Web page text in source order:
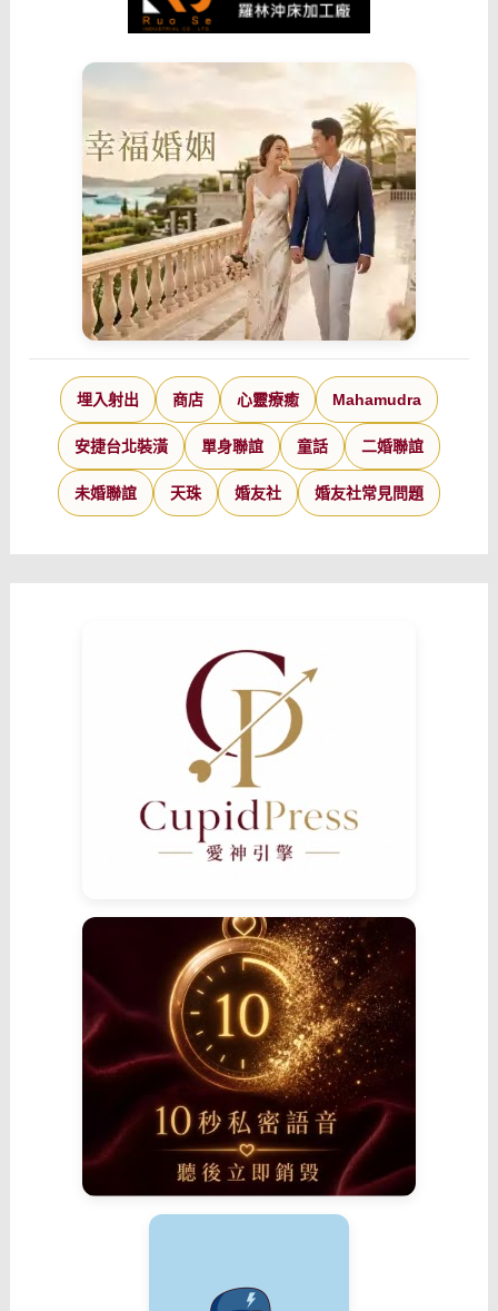
埋入射出 商店 心靈療癒 Mahamudra
安捷台北裝潢 單身聯誼 童話 二婚聯誼
未婚聯誼 天珠 婚友社 婚友社常見問題